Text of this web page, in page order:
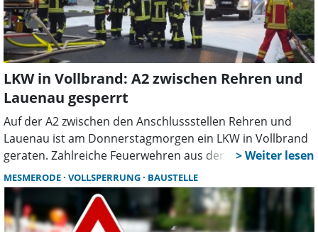
LKW in Vollbrand: A2 zwischen Rehren und
Lauenau gesperrt
Auf der A2 zwischen den Anschlussstellen Rehren und
Lauenau ist am Donnerstagmorgen ein LKW in Vollbrand
geraten. Zahlreiche Feuerwehren aus der Umgebung sind
aktuell im Einsatz, die Fahrbahn Richtung Hannover ist
aufgrund der laufenden Löscharbeiten vollständig
gesperrt, es kommt bereits zu erheblichen
Verkehrsbehinderungen und Stau ab Rehren.
MESMERODE VOLLSPERRUNG BAUSTELLE